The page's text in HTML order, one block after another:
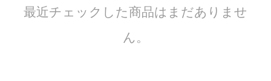
最近チェックした商品はまだありませ
ん。